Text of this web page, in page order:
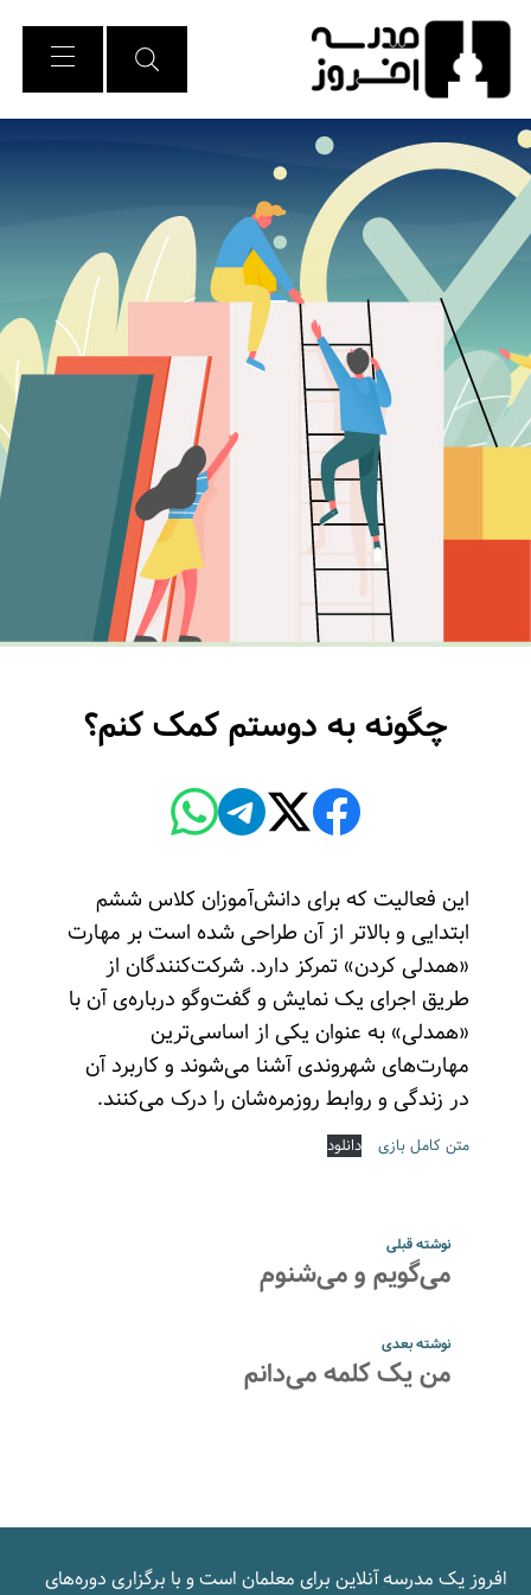
Skip
Content
چگونه به دوستم کمک کنم؟
این فعالیت که برای دانش‌آموزان کلاس ششم
ابتدایی و بالاتر از آن طراحی شده است بر مهارت
«همدلی کردن» تمرکز دارد. شرکت‌کنندگان از
طریق اجرای یک نمایش و گفت‌وگو درباره‌ی آن با
«همدلی» به عنوان یکی از اساسی‌ترین
مهارت‌های شهروندی آشنا می‌شوند و کاربرد آن
در زندگی و روابط روزمره‌شان را درک می‌کنند.
متن کامل بازی دانلود
نوشته قبلی
می‌گویم و می‌شنوم
نوشته بعدی
من یک کلمه می‌دانم
افروز یک مدرسه‌ آنلاین برای معلمان است و با برگزاری دوره‌های